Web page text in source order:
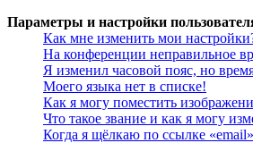
Параметры и настройки
Как мне изменить мои
На конференции неправильное
Я изменил часовой пояс, но
Моего языка нет в списке!
Как я могу поместить
Что такое звание и как я могу
Когда я щёлкаю по ссылке